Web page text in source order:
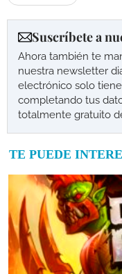
Suscríbete a
Ahora también te
nuestra newsletter
electrónico solo
completando tus
totalmente gratuito
TE PUEDE